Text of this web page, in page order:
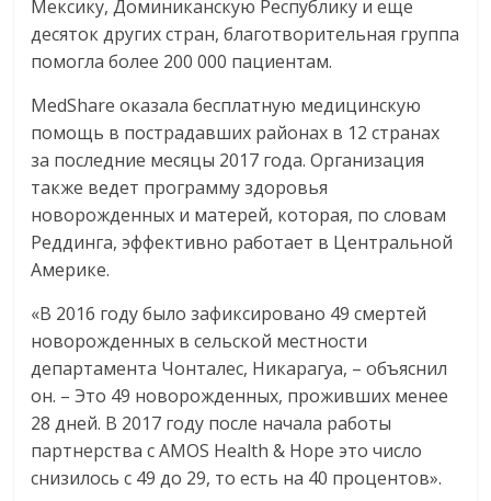
Мексику, Доминиканскую Республику и еще
десяток других стран, благотворительная группа
помогла более 200 000 пациентам.
MedShare оказала бесплатную медицинскую
помощь в пострадавших районах в 12 странах
за последние месяцы 2017 года. Организация
также ведет программу здоровья
новорожденных и матерей, которая, по словам
Реддинга, эффективно работает в Центральной
Америке.
«В 2016 году было зафиксировано 49 смертей
новорожденных в сельской местности
департамента Чонталес, Никарагуа, – объяснил
он. – Это 49 новорожденных, проживших менее
28 дней. В 2017 году после начала работы
партнерства с AMOS Health & Hope это число
снизилось с 49 до 29, то есть на 40 процентов».